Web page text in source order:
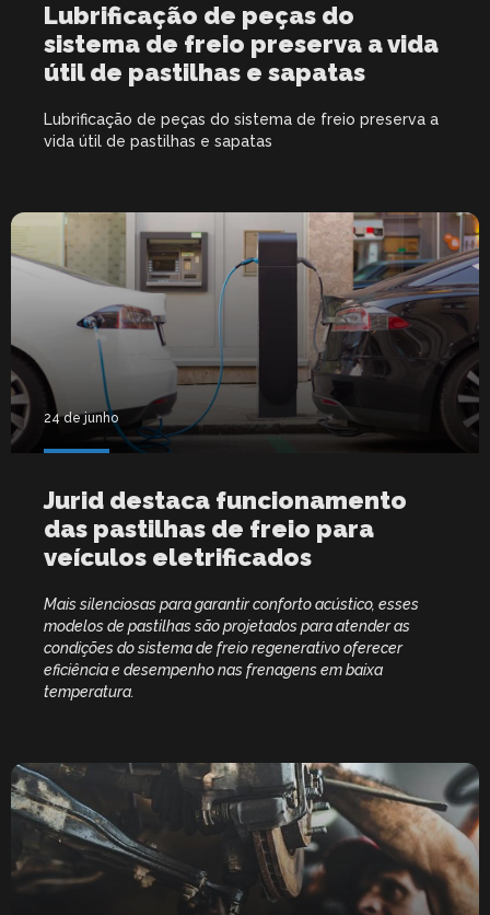
Lubrificação de peças do
sistema de freio preserva a vida
útil de pastilhas e sapatas
Lubrificação de peças do sistema de freio preserva a
vida útil de pastilhas e sapatas
24 de junho
Jurid destaca funcionamento
das pastilhas de freio para
veículos eletrificados
Mais silenciosas para garantir conforto acústico, esses
modelos de pastilhas são projetados para atender as
condições do sistema de freio regenerativo oferecer
eficiência e desempenho nas frenagens em baixa
temperatura.